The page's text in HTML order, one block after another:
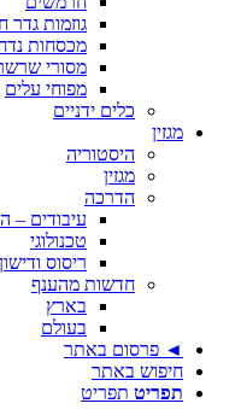
גוזמות גדר
מכסחות
מסורי
מפוחי עלים
כלים ידניים
מגזין
היסטוריה
מגזין
הדרכה
עיבודים –
טכנולוגי
ריסוס
חדשות מהענף
בארץ
בעולם
◄ פרסום באתר
חיפוש באתר
תפריט תפריט